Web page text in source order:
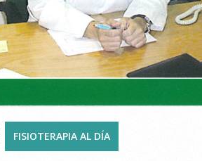
FISIOTERAPIA AL DÍA